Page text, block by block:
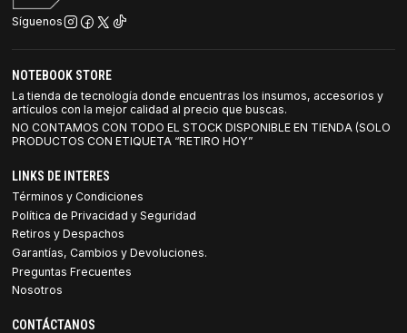
Síguenos
NOTEBOOK STORE
La tienda de tecnología donde encuentras los insumos, accesorios y
artículos con la mejor calidad al precio que buscas.
NO CONTAMOS CON TODO EL STOCK DISPONIBLE EN TIENDA (SOLO
PRODUCTOS CON ETIQUETA “RETIRO HOY”
LINKS DE INTERES
Términos y Condiciones
Política de Privacidad y Seguridad
Retiros y Despachos
Garantías, Cambios y Devoluciones.
Preguntas Frecuentes
Nosotros
CONTÁCTANOS